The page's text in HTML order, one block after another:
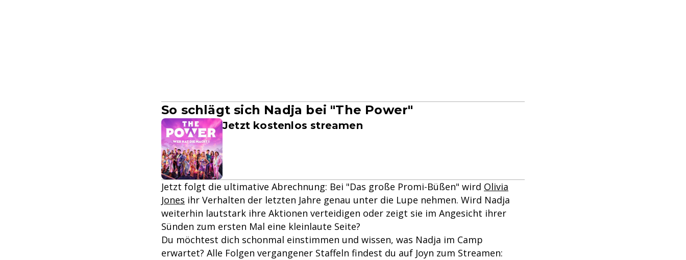
So schlägt sich Nadja bei "The Power"
Jetzt kostenlos streamen
Jetzt folgt die ultimative Abrechnung: Bei "Das große Promi-Büßen" wird Olivia
Jones ihr Verhalten der letzten Jahre genau unter die Lupe nehmen. Wird Nadja
weiterhin lautstark ihre Aktionen verteidigen oder zeigt sie im Angesicht ihrer
Sünden zum ersten Mal eine kleinlaute Seite?
Du möchtest dich schonmal einstimmen und wissen, was Nadja im Camp
erwartet? Alle Folgen vergangener Staffeln findest du auf Joyn zum Streamen: